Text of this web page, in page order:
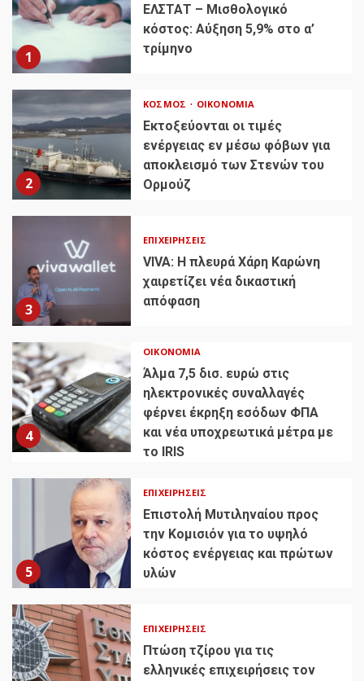
1
ΕΛΣΤΑΤ – Μισθολογικό
κόστος: Αύξηση 5,9% στο α’
τρίμηνο
2
ΚΌΣΜΟΣ ΟΙΚΟΝΟΜΊΑ
Εκτοξεύονται οι τιμές
ενέργειας εν μέσω φόβων για
αποκλεισμό των Στενών του
Ορμούζ
3
ΕΠΙΧΕΙΡΉΣΕΙΣ
VIVA: Η πλευρά Χάρη Καρώνη
χαιρετίζει νέα δικαστική
απόφαση
4
ΟΙΚΟΝΟΜΊΑ
Άλμα 7,5 δισ. ευρώ στις
ηλεκτρονικές συναλλαγές
φέρνει έκρηξη εσόδων ΦΠΑ
και νέα υποχρεωτικά μέτρα με
το IRIS
5
ΕΠΙΧΕΙΡΉΣΕΙΣ
Επιστολή Μυτιληναίου προς
την Κομισιόν για το υψηλό
κόστος ενέργειας και πρώτων
υλών
ΕΠΙΧΕΙΡΉΣΕΙΣ
Πτώση τζίρου για τις
ελληνικές επιχειρήσεις τον